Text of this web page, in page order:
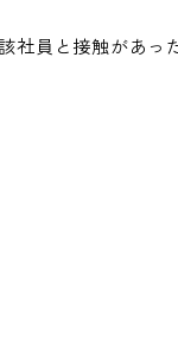
社員と接触があっ